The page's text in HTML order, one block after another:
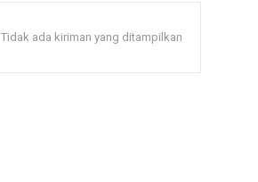
Tidak ada kiriman yang ditampilkan